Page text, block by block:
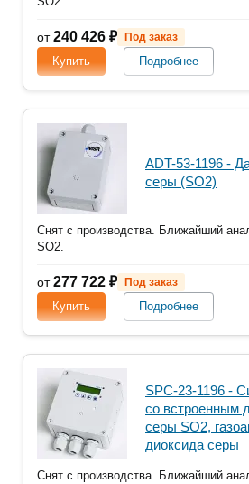
от240 426 ₽ Под заказ
Купить Подробнее
ADT-53-1196 -
серы (SO2)
Снят с производства. Ближайший
SO2.
от277 722 ₽ Под заказ
Купить Подробнее
SPC-23-1196 -
со встроенным
серы SO2,
диоксида серы
Снят с производства. Ближайший